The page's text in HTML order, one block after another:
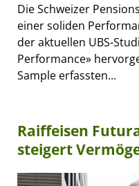
Die Schweizer
einer soliden
der aktuellen UBS-
Performance»
Sample erfassten...
Raiffeisen
steigert